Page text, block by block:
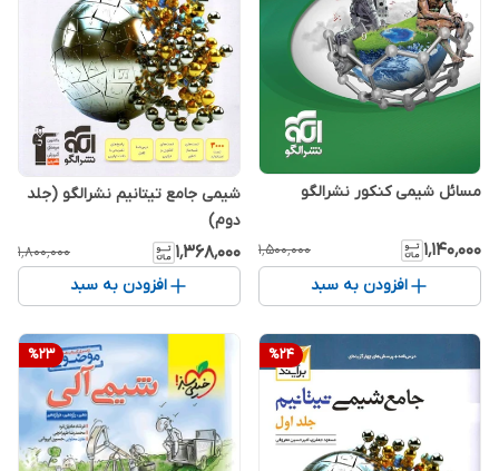
مسائل شیمی کنکور نشرالگو
۱٬۱۴۰٬۰۰۰ ۱٬۵۰۰٬۰۰۰
افزودن به سبد
شیمی جامع تیتانیم نشرالگو (جلد
دوم)
۱٬۳۶۸٬۰۰۰ ۱٬۸۰۰٬۰۰۰
افزودن به سبد
%24
%23